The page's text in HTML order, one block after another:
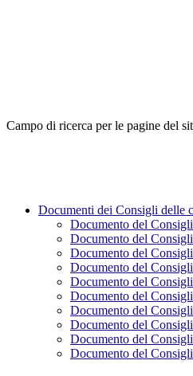
Campo di ricerca per le pagine del
Documenti dei Consigli delle
Documento del
Documento del
Documento del
Documento del
Documento del
Documento del
Documento del
Documento del
Documento del
Documento del